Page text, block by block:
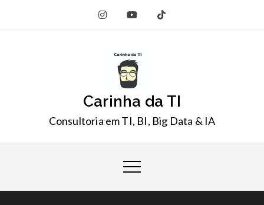
Carinha da TI
Consultoria em TI, BI, Big Data & IA